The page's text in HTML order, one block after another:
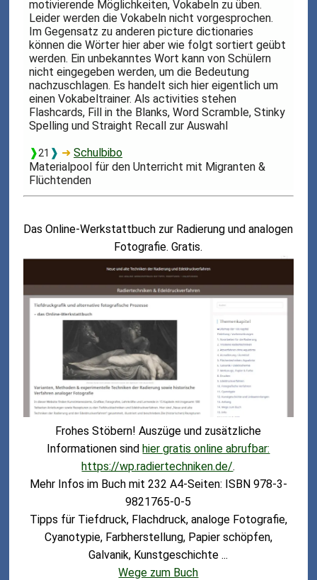
motivierende Möglichkeiten, Vokabeln zu üben.
Leider werden die Vokabeln nicht vorgesprochen.
Im Gegensatz zu anderen picture dictionaries
können die Wörter hier aber wie folgt sortiert geübt
werden. Ein unbekanntes Wort kann von Schülern
nicht eingegeben werden, um die Bedeutung
nachzuschlagen. Es handelt sich hier eigentlich um
einen Vokabeltrainer. Als activities stehen
Flashcards, Fill in the Blanks, Word Scramble, Stinky
Spelling und Straight Recall zur Auswahl
❱21 ❱ ➜Schulbibo
Materialpool für den Unterricht mit Migranten &
Flüchtenden
Das Online-Werkstattbuch zur Radierung und analogen
Fotografie. Gratis.
Frohes Stöbern! Auszüge und zusätzliche
Informationen sind hier gratis online abrufbar:
https://wp.radiertechniken.de/.
Mehr Infos im Buch mit 232 A4-Seiten: ISBN 978-3-
9821765-0-5
Tipps für Tiefdruck, Flachdruck, analoge Fotografie,
Cyanotypie, Farbherstellung, Papier schöpfen,
Galvanik, Kunstgeschichte ...
Wege zum Buch